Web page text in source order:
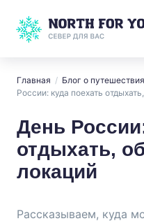
Главная / Блог о
России: куда поехать
День
отдыхать,
локаций
Рассказываем, куда